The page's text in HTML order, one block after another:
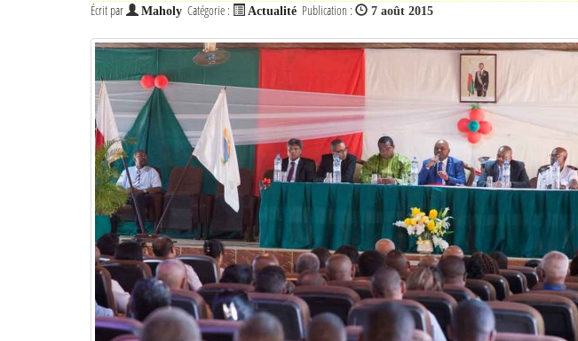
Écrit par Maholy Catégorie : Actualité Publication : 7 août 2015